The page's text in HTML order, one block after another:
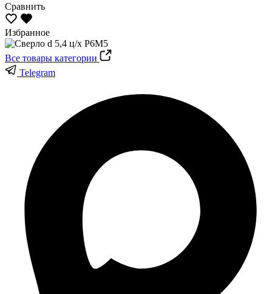
Сравнить
Избранное
Все товары категории
Telegram